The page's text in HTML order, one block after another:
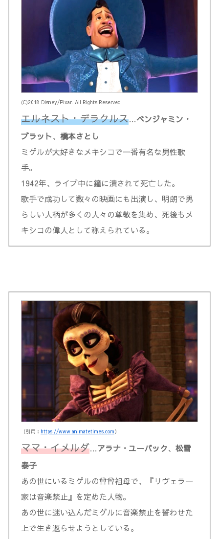
(C)2018 Disney/Pixar. All Rights Reserved.
エルネスト・デラクルス…ベンジャミン・
ブラット、 橋本さとし
ミゲルが大好きなメキシコで一番有名な男性歌
手。
1942年、ライブ中に鐘に潰されて死亡した。
歌手で成功して数々の映画にも出演し、明朗で男
らしい人柄が多くの人々の尊敬を集め、死後もメ
キシコの偉人として称えられている。
（引用： https://www.animatetimes.com）
ママ・イメルダ…アラナ・ユーバック、 松雪
泰子
あの世にいるミゲルの曾曾祖母で、『リヴェラ一
家は音楽禁止』を定めた人物。
あの世に迷い込んだミゲルに音楽禁止を誓わせた
上で生き返らせようとしている。